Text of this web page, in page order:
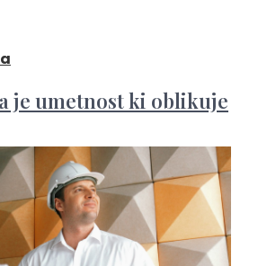
je umetnost ki oblikuje